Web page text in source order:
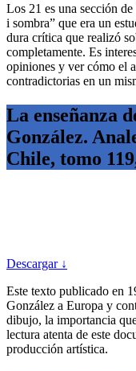
Los 21 es una sección
i sombra” que era un
dura crítica que realizó
completamente. Es
opiniones y ver cómo el
contradictorias en un
La enseñanza
González.
Chile, tomo
Descargar ↓
Este texto publicado en
González a Europa y
dibujo, la importancia
lectura atenta de este
producción artística.